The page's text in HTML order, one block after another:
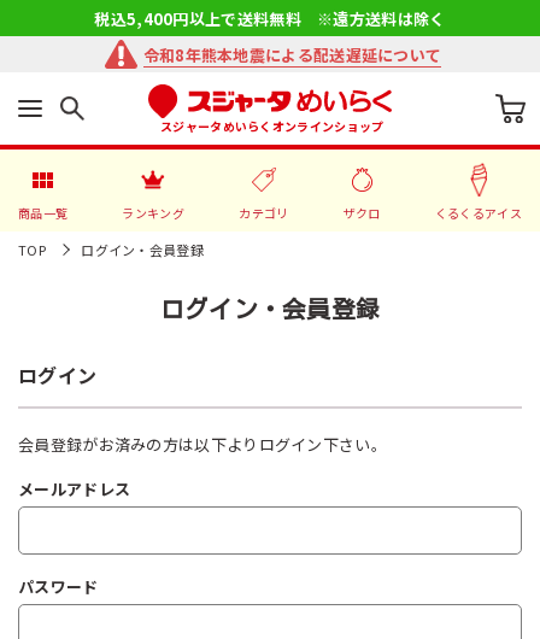
税込5,400円以上で送料無料 ※遠方送料は除く
令和8年熊本地震による配送遅延について
スジャータめいらくオンラインショップ
商品一覧 ランキング カテゴリ ザクロ くるくるアイス
TOP ログイン・会員登録
ログイン・会員登録
ログイン
会員登録がお済みの方は以下よりログイン下さい。
メールアドレス
パスワード